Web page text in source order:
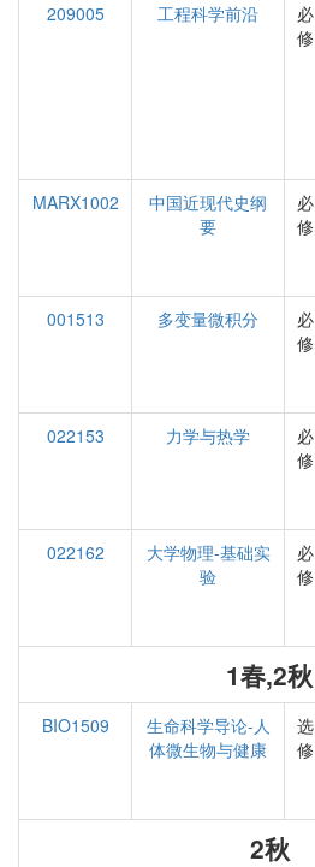
209005
工程科学前沿
必
修
MARX1002
中国近现代史纲
要
必
修
001513
多变量微积分
必
修
022153
力学与热学
必
修
022162
大学物理-基础实
验
必
修
1春,2秋
BIO1509
生命科学导论-人
体微生物与健康
选
修
2秋